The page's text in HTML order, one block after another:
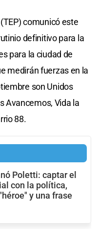
comunicó este
definitivo para la
para la ciudad de
medirán fuerzas en la
son Unidos
Avancemos, Vida la
88.
Poletti: captar el
con la política,
y una frase